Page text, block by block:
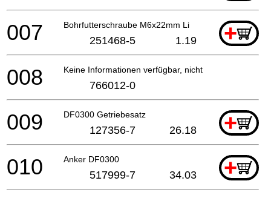
Bohrfutterschraube M6x22mm Li +
007 251468-5 1.19
Keine Informationen verfügbar, nicht bestellbar
008 766012-0
DF0300 Getriebesatz +
009 127356-7 26.18
Anker DF0300 +
010 517999-7 34.03